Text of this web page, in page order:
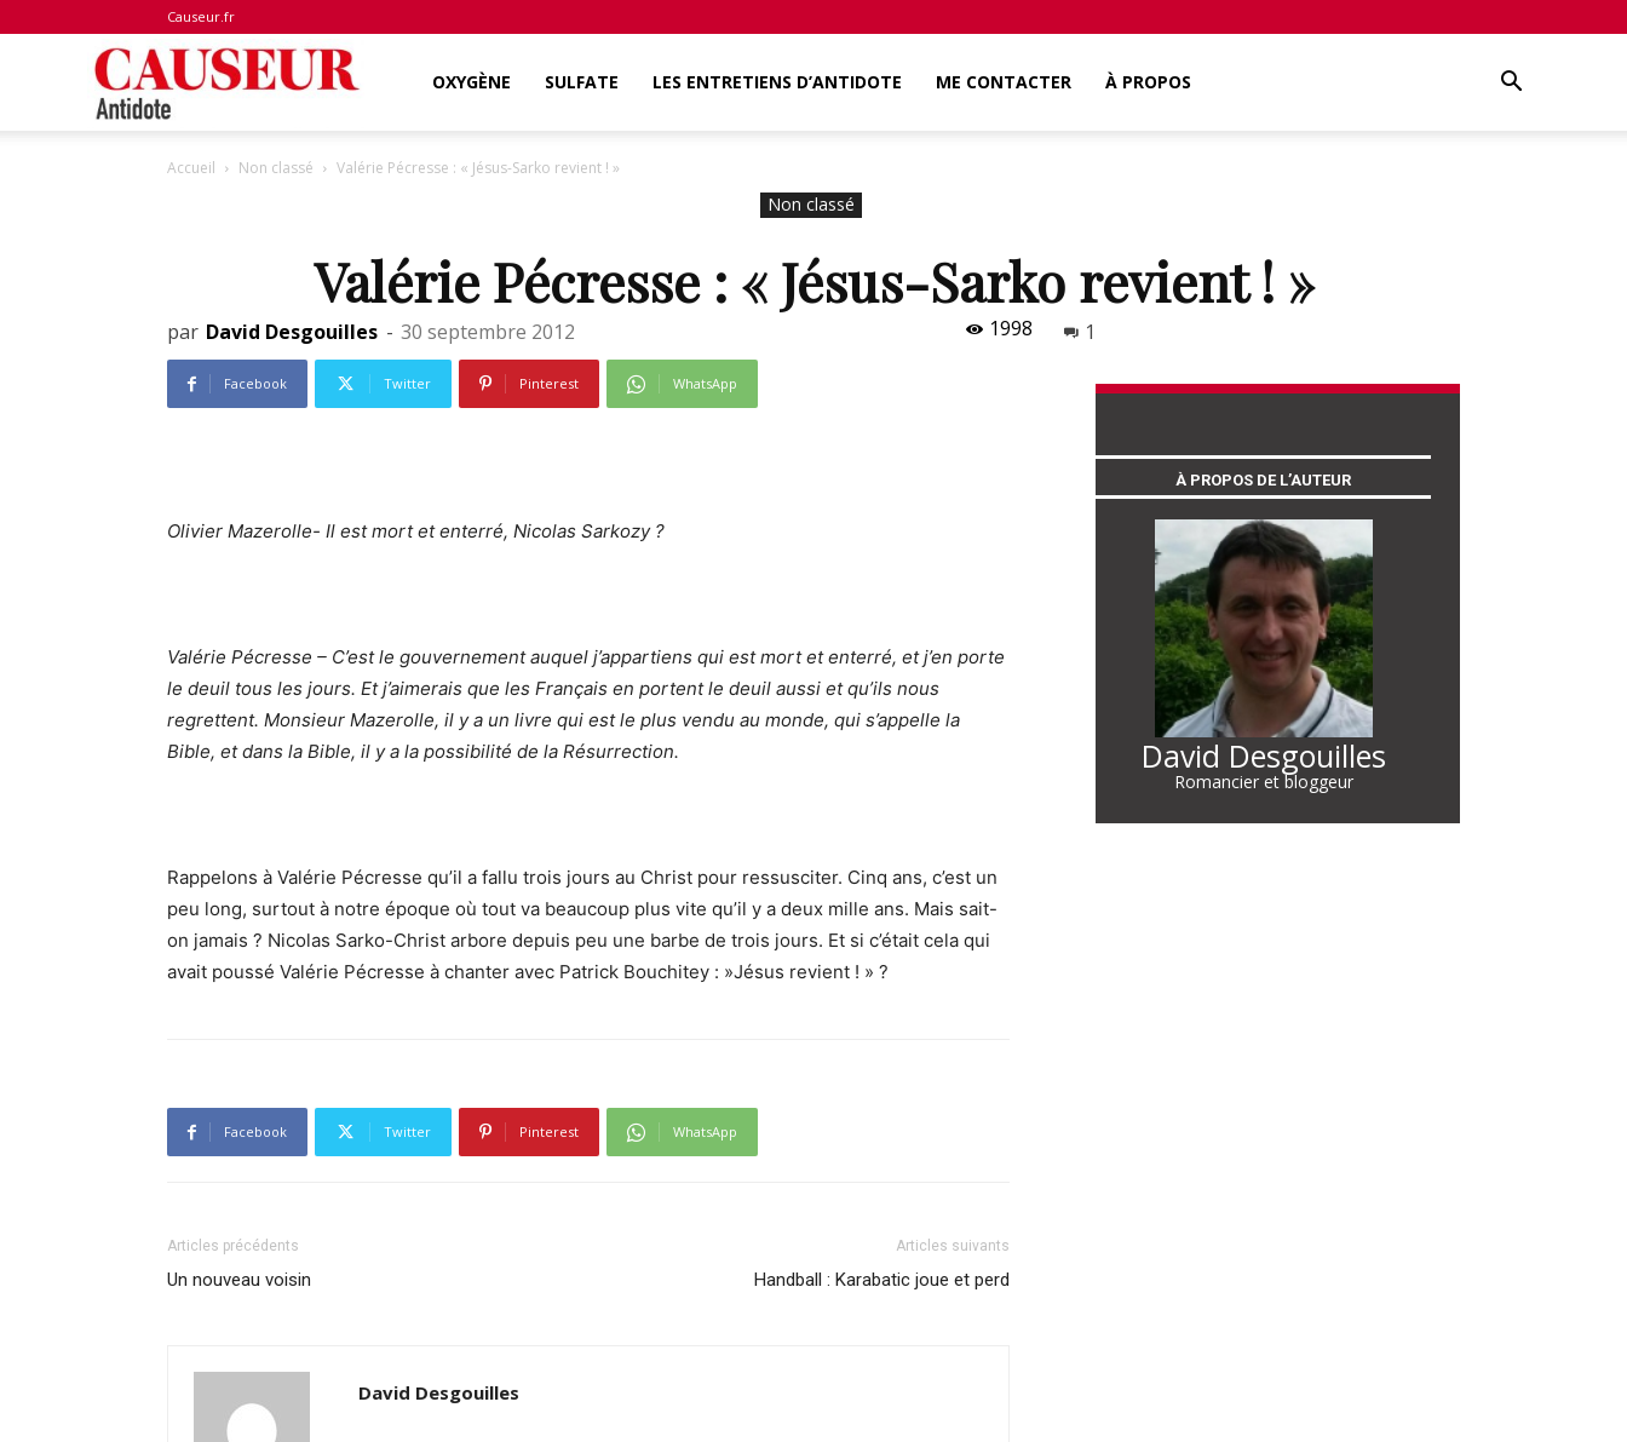
Causeur.fr
OXYGÈNE SULFATE LES ENTRETIENS D’ANTIDOTE ME CONTACTER À PROPOS
Accueil Non classé Valérie Pécresse : « Jésus-Sarko revient ! »
Non classé
Valérie Pécresse : « Jésus-Sarko revient ! »
par David Desgouilles - 30 septembre 2012 1998 1
Facebook Twitter Pinterest WhatsApp
Olivier Mazerolle- Il est mort et enterré, Nicolas Sarkozy ?
Valérie Pécresse – C’est le gouvernement auquel j’appartiens qui est mort et enterré, et j’en porte
le deuil tous les jours. Et j’aimerais que les Français en portent le deuil aussi et qu’ils nous
regrettent. Monsieur Mazerolle, il y a un livre qui est le plus vendu au monde, qui s’appelle la
Bible, et dans la Bible, il y a la possibilité de la Résurrection.
Rappelons à Valérie Pécresse qu’il a fallu trois jours au Christ pour ressusciter. Cinq ans, c’est un
peu long, surtout à notre époque où tout va beaucoup plus vite qu’il y a deux mille ans. Mais sait-
on jamais ? Nicolas Sarko-Christ arbore depuis peu une barbe de trois jours. Et si c’était cela qui
avait poussé Valérie Pécresse à chanter avec Patrick Bouchitey : »Jésus revient ! » ?
Facebook Twitter Pinterest WhatsApp
Articles précédents
Un nouveau voisin
Articles suivants
Handball : Karabatic joue et perd
David Desgouilles
À PROPOS DE L’AUTEUR
David Desgouilles
Romancier et bloggeur